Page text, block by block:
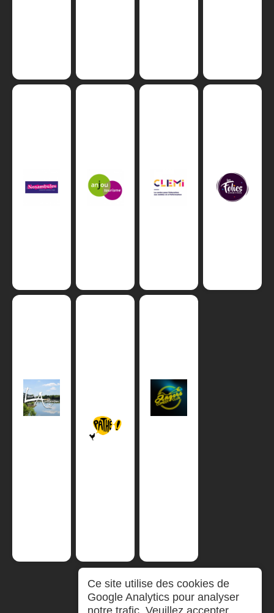
Ce site utilise des cookies de
Google Analytics pour analyser
notre trafic. Veuillez accepter